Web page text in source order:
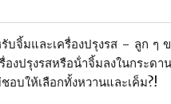
บจิ้มและเครื่องปรุงรส – ลูก ๆ
องปรุงรสหรือน้ําจิ้มลงในกระด
บให้เลือกทั้งหวานและเค็ม?!